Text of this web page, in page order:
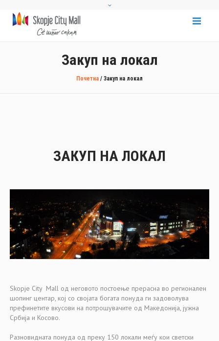
Закуп на локал
Почетна / Закуп на локал
ЗАКУП НА ЛОКАЛ
Skopje City Mall од неговото постоење прерасна во регионален
шопинг центар, кој со својата богата понуда ги задоволува
префинетите вкусови на потрошувачите од Македонија, јужна
Србија и Косово.
Разновидната понуда од преку 150 локали меѓу кои светски